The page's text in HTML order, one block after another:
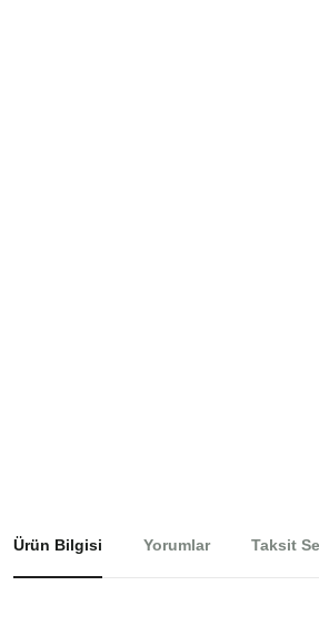
Ürün Bilgisi Yorumlar Taksit